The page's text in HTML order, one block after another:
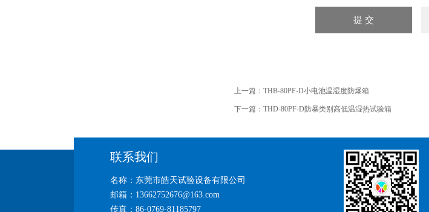
上一篇： THB-80PF-D小电池温湿度防爆箱
下一篇： THD-80PF-D防暴类别高低温湿热试验箱
联系我们
名称：东莞市皓天试验设备有限公司
邮箱：13662752676@163.com
传真：86-0769-81185797